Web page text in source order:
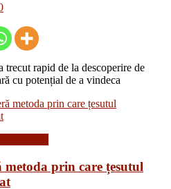
trecut rapid de la descoperire de
cu potențial de a vindeca
metoda prin care țesutul